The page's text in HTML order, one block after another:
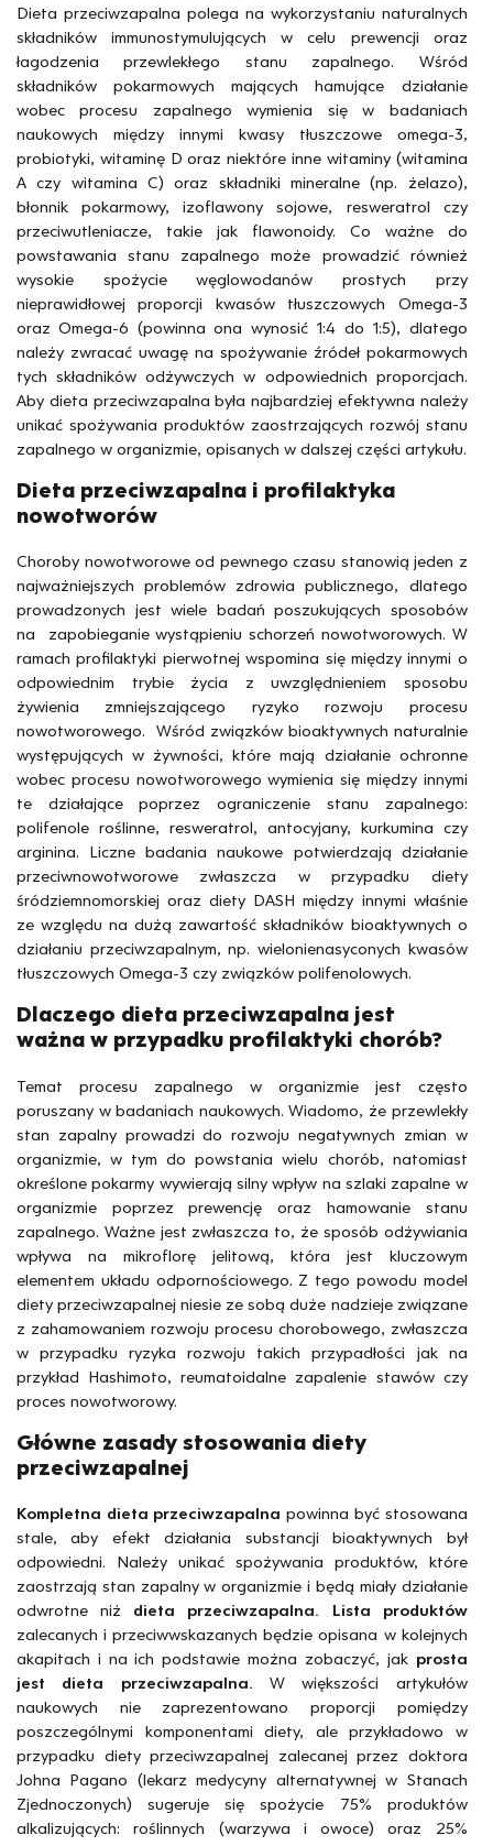
Dieta przeciwzapalna polega na wykorzystaniu naturalnych
składników immunostymulujących w celu prewencji oraz
łagodzenia przewlekłego stanu zapalnego. Wśród
składników pokarmowych mających hamujące działanie
wobec procesu zapalnego wymienia się w badaniach
naukowych między innymi kwasy tłuszczowe omega-3,
probiotyki, witaminę D oraz niektóre inne witaminy (witamina
A czy witamina C) oraz składniki mineralne (np. żelazo),
błonnik pokarmowy, izoflawony sojowe, resweratrol czy
przeciwutleniacze, takie jak flawonoidy. Co ważne do
powstawania stanu zapalnego może prowadzić również
wysokie spożycie węglowodanów prostych przy
nieprawidłowej proporcji kwasów tłuszczowych Omega-3
oraz Omega-6 (powinna ona wynosić 1:4 do 1:5), dlatego
należy zwracać uwagę na spożywanie źródeł pokarmowych
tych składników odżywczych w odpowiednich proporcjach.
Aby dieta przeciwzapalna była najbardziej efektywna należy
unikać spożywania produktów zaostrzających rozwój stanu
zapalnego w organizmie, opisanych w dalszej części artykułu.
Dieta przeciwzapalna i profilaktyka
nowotworów
Choroby nowotworowe od pewnego czasu stanowią jeden z
najważniejszych problemów zdrowia publicznego, dlatego
prowadzonych jest wiele badań poszukujących sposobów
na zapobieganie wystąpieniu schorzeń nowotworowych. W
ramach profilaktyki pierwotnej wspomina się między innymi o
odpowiednim trybie życia z uwzględnieniem sposobu
żywienia zmniejszającego ryzyko rozwoju procesu
nowotworowego. Wśród związków bioaktywnych naturalnie
występujących w żywności, które mają działanie ochronne
wobec procesu nowotworowego wymienia się między innymi
te działające poprzez ograniczenie stanu zapalnego:
polifenole roślinne, resweratrol, antocyjany, kurkumina czy
arginina. Liczne badania naukowe potwierdzają działanie
przeciwnowotworowe zwłaszcza w przypadku diety
śródziemnomorskiej oraz diety DASH między innymi właśnie
ze względu na dużą zawartość składników bioaktywnych o
działaniu przeciwzapalnym, np. wielonienasyconych kwasów
tłuszczowych Omega-3 czy związków polifenolowych.
Dlaczego dieta przeciwzapalna jest
ważna w przypadku profilaktyki chorób?
Temat procesu zapalnego w organizmie jest często
poruszany w badaniach naukowych. Wiadomo, że przewlekły
stan zapalny prowadzi do rozwoju negatywnych zmian w
organizmie, w tym do powstania wielu chorób, natomiast
określone pokarmy wywierają silny wpływ na szlaki zapalne w
organizmie poprzez prewencję oraz hamowanie stanu
zapalnego. Ważne jest zwłaszcza to, że sposób odżywiania
wpływa na mikroflorę jelitową, która jest kluczowym
elementem układu odpornościowego. Z tego powodu model
diety przeciwzapalnej niesie ze sobą duże nadzieje związane
z zahamowaniem rozwoju procesu chorobowego, zwłaszcza
w przypadku ryzyka rozwoju takich przypadłości jak na
przykład Hashimoto, reumatoidalne zapalenie stawów czy
proces nowotworowy.
Główne zasady stosowania diety
przeciwzapalnej
Kompletna dieta przeciwzapalna powinna być stosowana
stale, aby efekt działania substancji bioaktywnych był
odpowiedni. Należy unikać spożywania produktów, które
zaostrzają stan zapalny w organizmie i będą miały działanie
odwrotne niż dieta przeciwzapalna. Lista produktów
zalecanych i przeciwwskazanych będzie opisana w kolejnych
akapitach i na ich podstawie można zobaczyć, jak prosta
jest dieta przeciwzapalna. W większości artykułów
naukowych nie zaprezentowano proporcji pomiędzy
poszczególnymi komponentami diety, ale przykładowo w
przypadku diety przeciwzapalnej zalecanej przez doktora
Johna Pagano (lekarz medycyny alternatywnej w Stanach
Zjednoczonych) sugeruje się spożycie 75% produktów
alkalizujących: roślinnych (warzywa i owoce) oraz 25%